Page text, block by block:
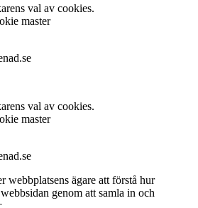
val av cookies.
master
val av cookies.
master
webbplatsens ägare att förstå hur
genom att samla in och